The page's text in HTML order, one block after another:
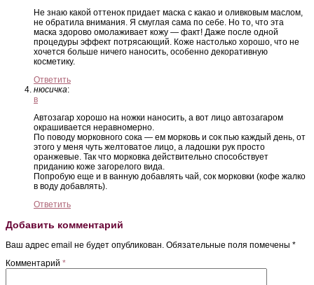
Не знаю какой оттенок придает маска с какао и оливковым маслом,
не обратила внимания. Я смуглая сама по себе. Но то, что эта
маска здорово омолаживает кожу — факт! Даже после одной
процедуры эффект потрясающий. Коже настолько хорошо, что не
хочется больше ничего наносить, особенно декоративную
косметику.
Ответить
нюсичка:
в
Автозагар хорошо на ножки наносить, а вот лицо автозагаром
окрашивается неравномерно.
По поводу морковного сока — ем морковь и сок пью каждый день, от
этого у меня чуть желтоватое лицо, а ладошки рук просто
оранжевые. Так что морковка действительно способствует
приданию коже загорелого вида.
Попробую еще и в ванную добавлять чай, сок морковки (кофе жалко
в воду добавлять).
Ответить
Добавить комментарий
Ваш адрес email не будет опубликован. Обязательные поля помечены *
Комментарий *